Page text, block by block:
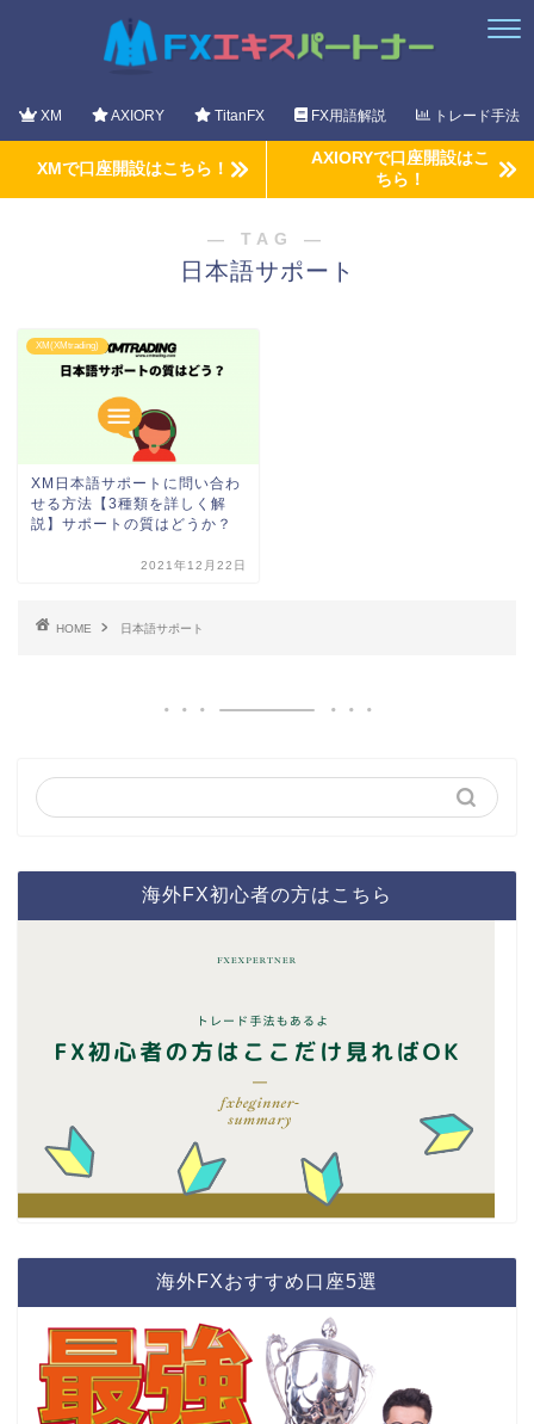
XM AXIORY TitanFX FX用語解説 トレード手法
XMで口座開設はこちら！
AXIORYで口座開設はこ
ちら！
― TAG ―
日本語サポート
XM(XMtrading)
XM日本語サポートに問い合わ
せる方法【3種類を詳しく解
説】サポートの質はどうか？
2021年12月22日
HOME 日本語サポート
海外FX初心者の方はこちら
海外FXおすすめ口座5選